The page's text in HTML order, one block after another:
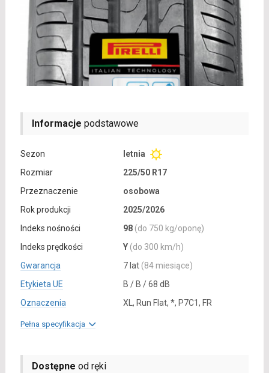
Informacje podstawowe
Sezon
letnia
Rozmiar
225/50 R17
Przeznaczenie
osobowa
Rok produkcji
2025/2026
Indeks nośności
98 (do 750 kg/oponę)
Indeks prędkości
Y (do 300 km/h)
Gwarancja
7 lat (84 miesiące)
Etykieta UE
B / B / 68 dB
Oznaczenia
XL, Run Flat, *, P7C1, FR
Pełna specyfikacja
Dostępne od ręki